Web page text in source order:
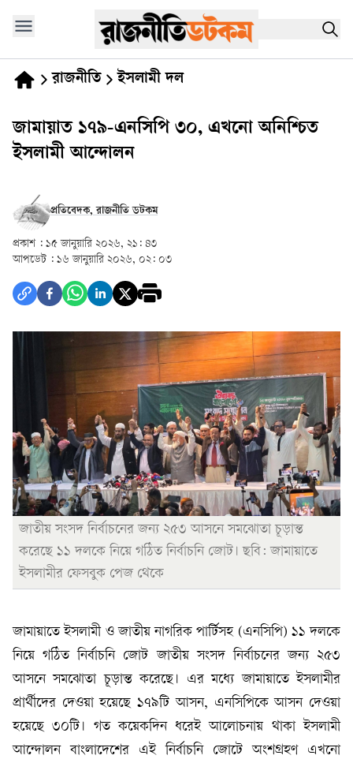
রাজনীতি ইসলামী দল
জামায়াত ১৭৯-এনসিপি ৩০, এখনো অনিশ্চিত
ইসলামী আন্দোলন
প্রতিবেদক, রাজনীতি ডটকম
প্রকাশ : ১৫ জানুয়ারি ২০২৬, ২১: ৪৩
আপডেট : ১৬ জানুয়ারি ২০২৬, ০২: ০৩
জাতীয় সংসদ নির্বাচনের জন্য ২৫৩ আসনে সমঝোতা চূড়ান্ত
করেছে ১১ দলকে নিয়ে গঠিত নির্বাচনি জোট। ছবি: জামায়াতে
ইসলামীর ফেসবুক পেজ থেকে
জামায়াতে ইসলামী ও জাতীয় নাগরিক পার্টিসহ (এনসিপি) ১১ দলকে
নিয়ে গঠিত নির্বাচনি জোট জাতীয় সংসদ নির্বাচনের জন্য ২৫৩
আসনে সমঝোতা চূড়ান্ত করেছে। এর মধ্যে জামায়াতে ইসলামীর
প্রার্থীদের দেওয়া হয়েছে ১৭৯টি আসন, এনসিপিকে আসন দেওয়া
হয়েছে ৩০টি। গত কয়েকদিন ধরেই আলোচনায় থাকা ইসলামী
আন্দোলন বাংলাদেশের এই নির্বাচনি জোটে অংশগ্রহণ এখনো